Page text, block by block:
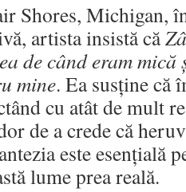
Shores, Michigan,
artista insistă că
de când eram
mine. Ea susține că
cu atât de mult
de a crede că
este esențială
lume prea reală.